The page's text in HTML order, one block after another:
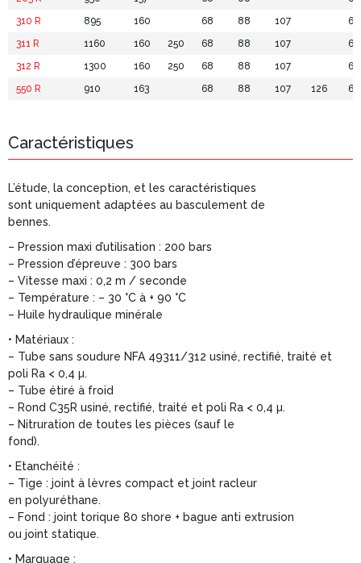
310 R
895 160 68 88 107
66
311 R
1160 160 250 68 88 107
66
312 R
1300 160 250 68 88 107
66
550 R
910 163 68 88 107 126 66
Caractéristiques
L’étude, la conception, et les caractéristiques
sont uniquement adaptées au basculement de
bennes.
– Pression maxi d’utilisation : 200 bars
– Pression d’épreuve : 300 bars
– Vitesse maxi : 0,2 m / seconde
– Température : – 30 °C à + 90 °C
– Huile hydraulique minérale
• Matériaux :
– Tube sans soudure NFA 49311/312 usiné, rectifié, traité et
poli Ra < 0,4 µ.
– Tube étiré à froid
– Rond C35R usiné, rectifié, traité et poli Ra < 0,4 µ.
– Nitruration de toutes les pièces (sauf le
fond).
• Etanchéité :
– Tige : joint à lèvres compact et joint racleur
en polyuréthane.
– Fond : joint torique 80 shore + bague anti extrusion
ou joint statique.
• Marquage :